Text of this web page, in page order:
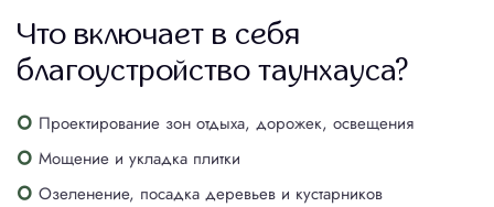
Что включает в себя
благоустройство таунхауса?
Проектирование зон отдыха, дорожек, освещения
Мощение и укладка плитки
Озеленение, посадка деревьев и кустарников